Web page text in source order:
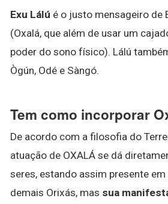
Exu Lálú é o justo mensageiro de
(Oxalá, que além de usar um
poder do sono físico). Lálú
Ògún, Odé e Sàngó.
Tem como incorporar
De acordo com a filosofia do
atuação de OXALÁ se dá
seres, estando assim presente
demais Orixás, mas sua